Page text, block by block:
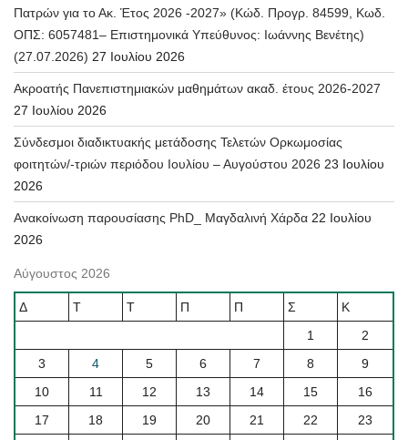
Πατρών για το Ακ. Έτος 2026 -2027» (Κώδ. Προγρ. 84599, Κωδ.
ΟΠΣ: 6057481– Επιστημονικά Υπεύθυνος: Ιωάννης Βενέτης)
(27.07.2026) 27 Ιουλίου 2026
Ακροατής Πανεπιστημιακών μαθημάτων ακαδ. έτους 2026-2027
27 Ιουλίου 2026
Σύνδεσμοι διαδικτυακής μετάδοσης Τελετών Ορκωμοσίας
φοιτητών/-τριών περιόδου Ιουλίου – Αυγούστου 2026 23 Ιουλίου
2026
Ανακοίνωση παρουσίασης PhD_ Μαγδαλινή Χάρδα 22 Ιουλίου
2026
Αύγουστος 2026
Δ Τ Τ Π Π Σ
Κ
1
2
3
4 5 6 7 8
9
10
11 12 13 14 15
16
17
18 19 20 21 22
23